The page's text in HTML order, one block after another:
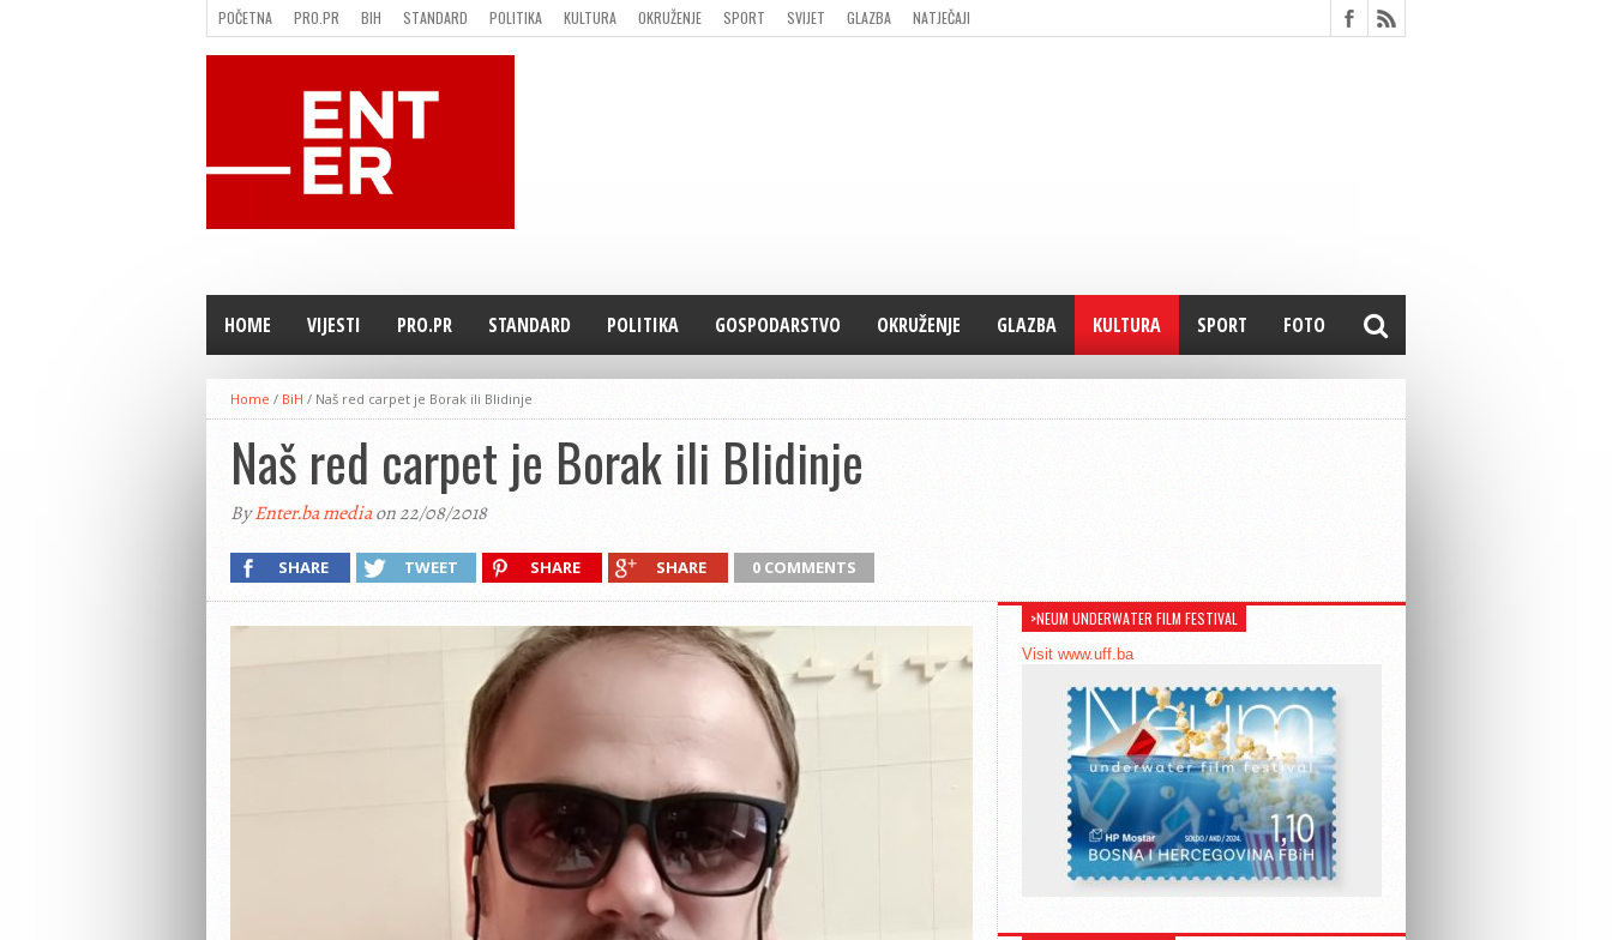
POČETNA PRO.PR BIH STANDARD POLITIKA KULTURA OKRUŽENJE SPORT SVIJET GLAZBA
NATJEČAJI
FILMING LOCATION IN BH
KONTAKT
HOME VIJESTI PRO.PR STANDARD POLITIKA GOSPODARSTVO OKRUŽENJE GLAZBA KULTURA SPORT FOTO
Home / BiH / Naš red carpet je Borak ili Blidinje
Naš red carpet je Borak ili Blidinje
ByEnter.ba mediaon 22/08/2018
SHARE TWEET SHARE SHARE 0 COMMENTS
>NEUM UNDERWATER FILM FESTIVAL
Visit www.uff.ba